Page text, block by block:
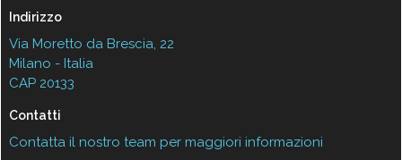
Indirizzo
Via Moretto da Brescia, 22
Milano - Italia
CAP 20133
Contatti
Contatta il nostro team per maggiori informazioni